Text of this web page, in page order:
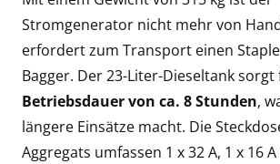
Stromgenerator nicht mehr von
erfordert zum Transport einen
Bagger. Der 23-Liter-Dieseltank
Betriebsdauer von ca. 8 Stunden,
längere Einsätze macht. Die
Aggregats umfassen 1 x 32 A, 1 x 16